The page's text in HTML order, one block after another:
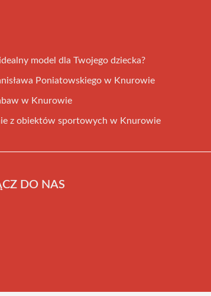
model dla Twojego dziecka?
Poniatowskiego w Knurowie
w Knurowie
z obiektów sportowych w Knurowie
DO NAS